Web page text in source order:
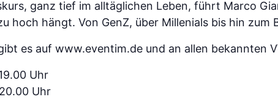
ganz tief im alltäglichen Leben, führt Marco
hoch hängt. Von GenZ, über Millenials bis hin zum
es auf www.eventim.de und an allen bekannten
Uhr
Uhr